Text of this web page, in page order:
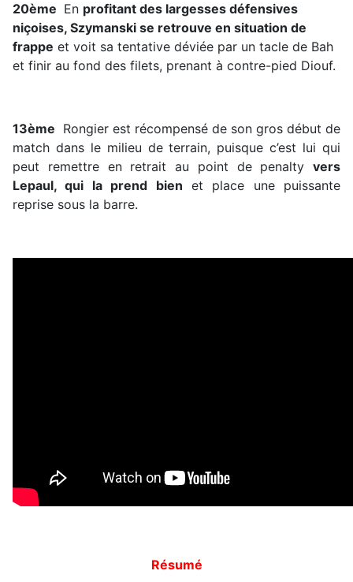
20ème En profitant des largesses défensives
niçoises, Szymanski se retrouve en situation de
frappe et voit sa tentative déviée par un tacle de Bah
et finir au fond des filets, prenant à contre-pied Diouf.
13ème Rongier est récompensé de son gros début de
match dans le milieu de terrain, puisque c’est lui qui
peut remettre en retrait au point de penalty vers
Lepaul, qui la prend bien et place une puissante
reprise sous la barre.
Résumé